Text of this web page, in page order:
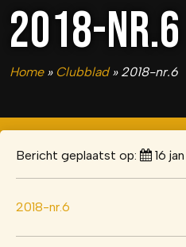
2018-NR.6
Home» Clubblad» 2018-nr.6
Bericht geplaatst op: 16
2018-nr.6